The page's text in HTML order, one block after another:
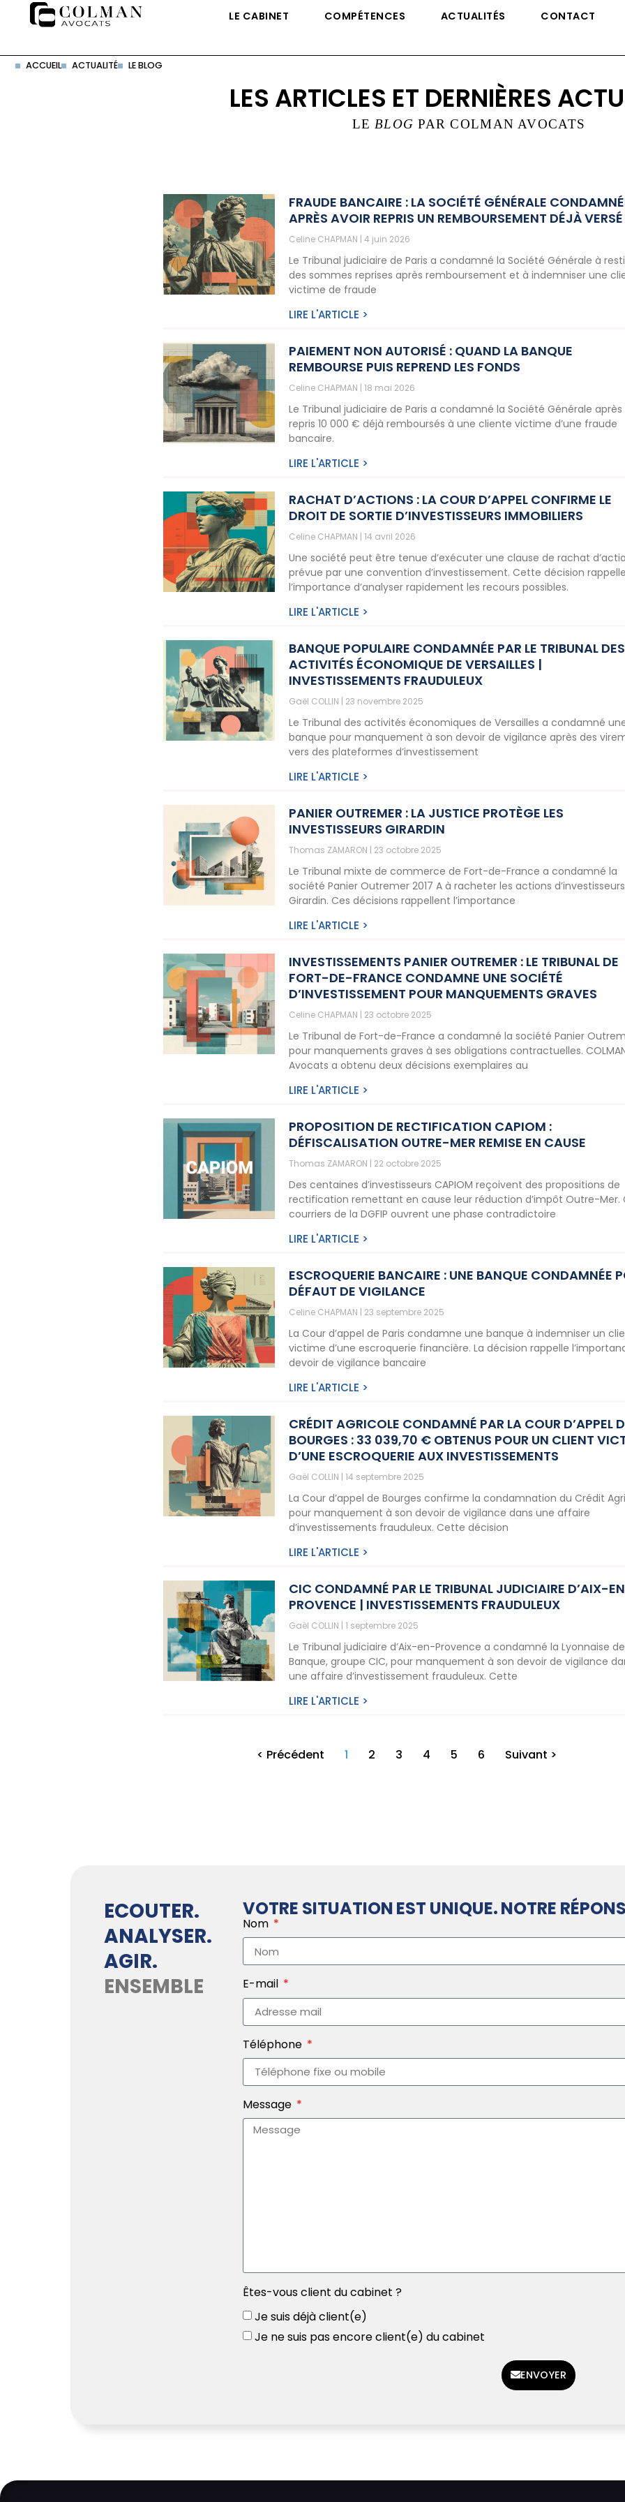
LE CABINET COMPÉTENCES ACTUALITÉS CONTACT
ACCUEIL ACTUALITÉ LE BLOG
LES ARTICLES ET DERNIÈRES
LE BLOGPAR COLMAN AVOCATS
FRAUDE BANCAIRE : LA SOCIÉTÉ GÉNÉRALE
APRÈS AVOIR REPRIS UN REMBOURSEMENT DÉJÀ VERSÉ
Celine CHAPMAN 4 juin 2026
Le Tribunal judiciaire de Paris a condamné la Société Générale à
des sommes reprises après remboursement et à indemniser une
victime de fraude
LIRE L'ARTICLE >
PAIEMENT NON AUTORISÉ : QUAND LA BANQUE
REMBOURSE PUIS REPREND LES FONDS
Celine CHAPMAN 18 mai 2026
Le Tribunal judiciaire de Paris a condamné la Société Générale après
repris 10 000 € déjà remboursés à une cliente victime d’une fraude
bancaire.
LIRE L'ARTICLE >
RACHAT D’ACTIONS : LA COUR D’APPEL CONFIRME LE
DROIT DE SORTIE D’INVESTISSEURS IMMOBILIERS
Celine CHAPMAN 14 avril 2026
Une société peut être tenue d’exécuter une clause de rachat
prévue par une convention d’investissement. Cette décision rappelle
l’importance d’analyser rapidement les recours possibles.
LIRE L'ARTICLE >
BANQUE POPULAIRE CONDAMNÉE PAR LE TRIBUNAL DES
ACTIVITÉS ÉCONOMIQUE DE VERSAILLES |
INVESTISSEMENTS FRAUDULEUX
Gaël COLLIN 23 novembre 2025
Le Tribunal des activités économiques de Versailles a condamné
banque pour manquement à son devoir de vigilance après des
vers des plateformes d’investissement
LIRE L'ARTICLE >
PANIER OUTREMER : LA JUSTICE PROTÈGE LES
INVESTISSEURS GIRARDIN
Thomas ZAMARON 23 octobre 2025
Le Tribunal mixte de commerce de Fort-de-France a condamné la
société Panier Outremer 2017 A à racheter les actions d’investisseurs
Girardin. Ces décisions rappellent l’importance
LIRE L'ARTICLE >
INVESTISSEMENTS PANIER OUTREMER : LE TRIBUNAL DE
FORT-DE-FRANCE CONDAMNE UNE SOCIÉTÉ
D’INVESTISSEMENT POUR MANQUEMENTS GRAVES
Celine CHAPMAN 23 octobre 2025
Le Tribunal de Fort-de-France a condamné la société Panier
pour manquements graves à ses obligations contractuelles.
Avocats a obtenu deux décisions exemplaires au
LIRE L'ARTICLE >
PROPOSITION DE RECTIFICATION CAPIOM :
DÉFISCALISATION OUTRE-MER REMISE EN CAUSE
Thomas ZAMARON 22 octobre 2025
Des centaines d’investisseurs CAPIOM reçoivent des propositions de
rectification remettant en cause leur réduction d’impôt Outre-Mer.
courriers de la DGFIP ouvrent une phase contradictoire
LIRE L'ARTICLE >
ESCROQUERIE BANCAIRE : UNE BANQUE CONDAMNÉE
DÉFAUT DE VIGILANCE
Celine CHAPMAN 23 septembre 2025
La Cour d’appel de Paris condamne une banque à indemniser un
victime d’une escroquerie financière. La décision rappelle
devoir de vigilance bancaire
LIRE L'ARTICLE >
CRÉDIT AGRICOLE CONDAMNÉ PAR LA COUR D’APPEL
BOURGES : 33 039,70 € OBTENUS POUR UN CLIENT
D’UNE ESCROQUERIE AUX INVESTISSEMENTS
Gaël COLLIN 14 septembre 2025
La Cour d’appel de Bourges confirme la condamnation du Crédit
pour manquement à son devoir de vigilance dans une affaire
d’investissements frauduleux. Cette décision
LIRE L'ARTICLE >
CIC CONDAMNÉ PAR LE TRIBUNAL JUDICIAIRE D’AIX-
PROVENCE | INVESTISSEMENTS FRAUDULEUX
Gaël COLLIN 1 septembre 2025
Le Tribunal judiciaire d’Aix-en-Provence a condamné la Lyonnaise de
Banque, groupe CIC, pour manquement à son devoir de vigilance
une affaire d’investissement frauduleux. Cette
LIRE L'ARTICLE >
< Précédent 1 2 3 4 5 6 Suivant >
ECOUTER.
ANALYSER.
AGIR.
ENSEMBLE
VOTRE SITUATION EST UNIQUE. NOTRE
Nom
E-mail
Téléphone
Message
Êtes-vous client du cabinet ?
Je suis déjà client(e)
Je ne suis pas encore client(e) du cabinet
ENVOYER